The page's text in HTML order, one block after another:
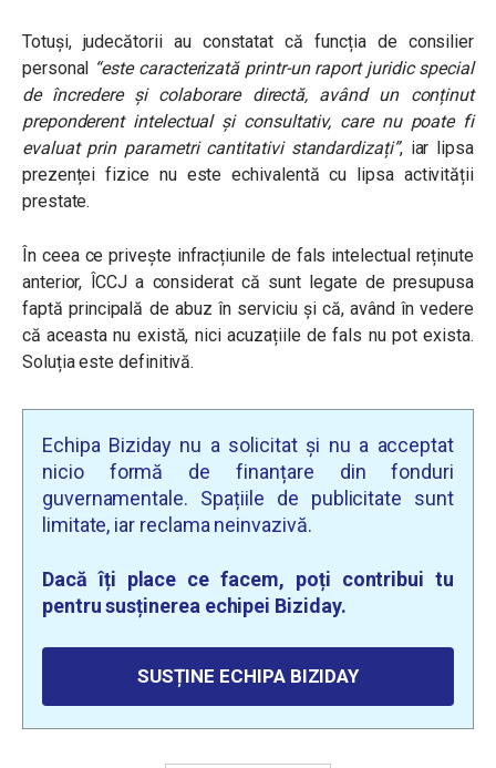
Totuși, judecătorii au constatat că funcția de consilier
personal “este caracterizată printr-un raport juridic special
de încredere și colaborare directă, având un conținut
preponderent intelectual și consultativ, care nu poate fi
evaluat prin parametri cantitativi standardizați”, iar lipsa
prezenței fizice nu este echivalentă cu lipsa activității
prestate.
În ceea ce privește infracțiunile de fals intelectual reținute
anterior, ÎCCJ a considerat că sunt legate de presupusa
faptă principală de abuz în serviciu și că, având în vedere
că aceasta nu există, nici acuzațiile de fals nu pot exista.
Soluția este definitivă.
Echipa Biziday nu a solicitat și nu a acceptat
nicio formă de finanțare din fonduri
guvernamentale. Spațiile de publicitate sunt
limitate, iar reclama neinvazivă.
Dacă îți place ce facem, poți contribui tu
pentru susținerea echipei Biziday.
SUSȚINE ECHIPA BIZIDAY